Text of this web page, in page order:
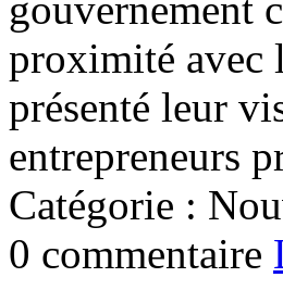
gouvernement
proximité avec
présenté leur
entrepreneurs
Catégorie :
0 commentaire